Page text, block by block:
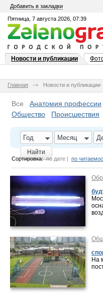
Добавить в закладки
Пятница, 7 августа 2026, 07:39
Новости и публикации
Главная Новости и публикации
Все Анатомия профессии
Общество
Происшествия
Год Месяц
Найти
Сортировка: по дате | по
На